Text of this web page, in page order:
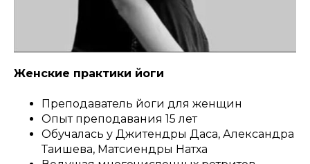
Женские практики йоги
Преподаватель йоги для женщин
Опыт преподавания 15 лет
Обучалась у Джитендры Даса, Александра
Таишева, Матсиендры Натха